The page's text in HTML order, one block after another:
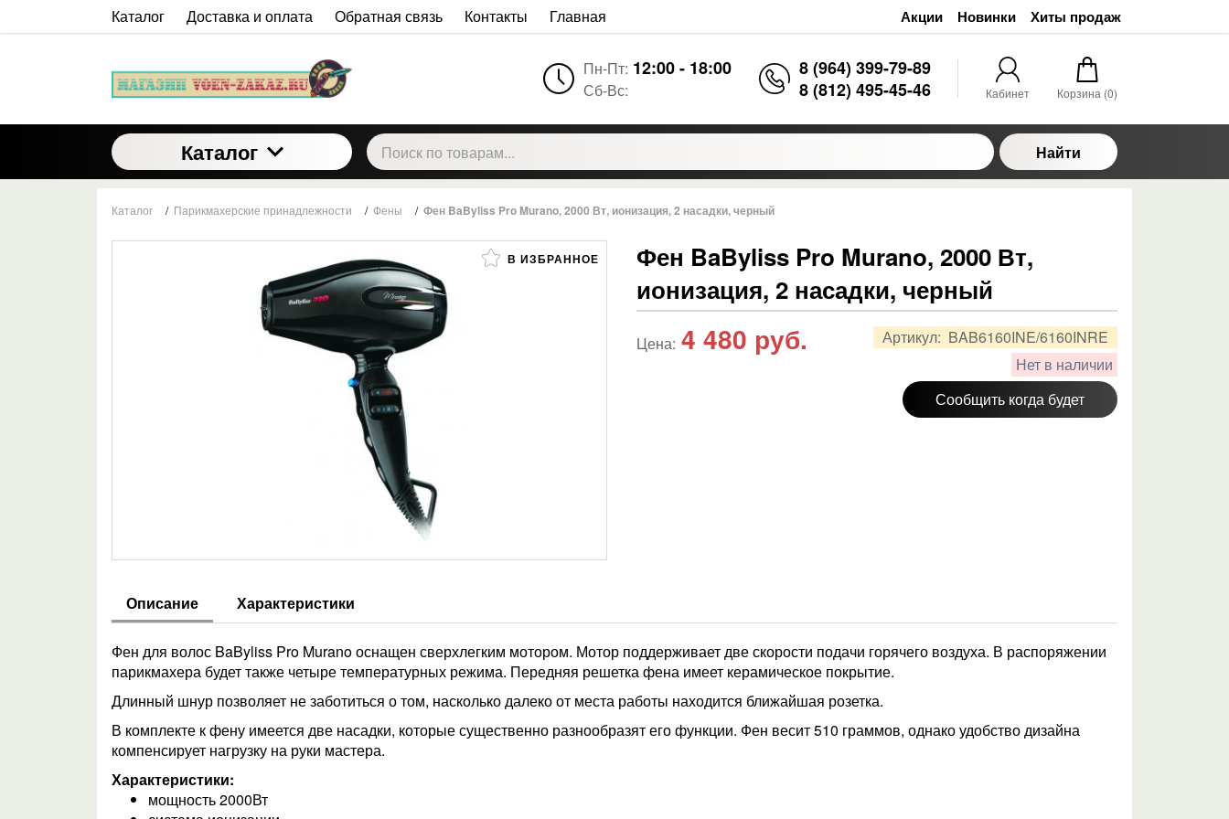
Каталог Доставка и оплата Обратная связь Контакты Главная Акции Новинки Хиты продаж
Пн-Пт: 12:00 - 18:00
Сб-Вс:
8 (964) 399-79-89
8 (812) 495-45-46
Кабинет Корзина (0)
Каталог Найти
Каталог / Парикмахерские принадлежности / Фены / Фен BaByliss Pro Murano, 2000 Вт, ионизация, 2 насадки, черный
В ИЗБРАННОЕ
Фен BaByliss Pro Murano, 2000 Вт,
ионизация, 2 насадки, черный
Артикул: BAB6160INE/6160INRE
Нет в наличии
Сообщить когда будет
Цена: 4 480 руб.
Описание Характеристики
Фен для волос BaByliss Pro Murano оснащен сверхлегким мотором. Мотор поддерживает две скорости подачи горячего воздуха. В распоряжении
парикмахера будет также четыре температурных режима. Передняя решетка фена имеет керамическое покрытие.
Длинный шнур позволяет не заботиться о том, насколько далеко от места работы находится ближайшая розетка.
В комплекте к фену имеется две насадки, которые существенно разнообразят его функции. Фен весит 510 граммов, однако удобство дизайна
компенсирует нагрузку на руки мастера.
Характеристики:
мощность 2000Вт